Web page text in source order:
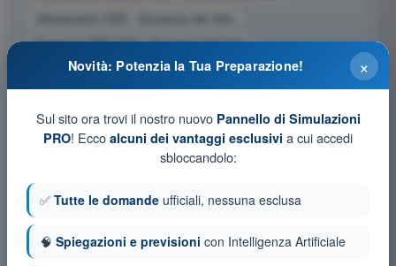
Allenamento VDS - Sicurezza del Volo
Esame in PDF VDS - Sicurezza del Volo
×
Novità: Potenzia la Tua Preparazione!
Sul sito ora trovi il nostro nuovo Pannello di Simulazioni
PRO! Ecco alcuni dei vantaggi esclusivi a cui accedi
sbloccandolo:
✅ Tutte le domande ufficiali, nessuna esclusa
🧠 Spiegazioni e previsioni con Intelligenza Artificiale